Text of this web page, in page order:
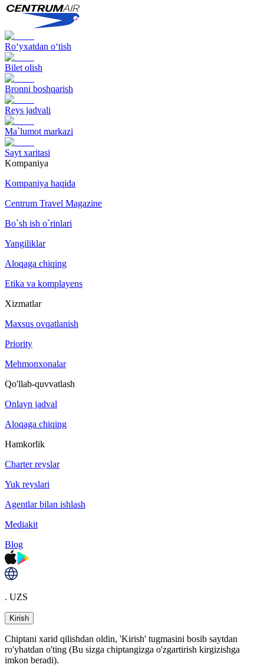
Ro‘yxatdan o‘tish
Bilet olish
Bronni boshqarish
Reys jadvali
Ma`lumot markazi
Sayt xaritasi
Kompaniya
Kompaniya haqida
Centrum Travel Magazine
Bo`sh ish o`rinlari
Yangiliklar
Aloqaga chiqing
Etika va komplayens
Xizmatlar
Maxsus ovqatlanish
Priority
Mehmonxonalar
Qo'llab-quvvatlash
Onlayn jadval
Aloqaga chiqing
Hamkorlik
Charter reyslar
Yuk reyslari
Agentlar bilan ishlash
Mediakit
Blog
. UZS
Kirish
Chiptani xarid qilishdan oldin, 'Kirish' tugmasini bosib saytdan
ro'yhatdan o'ting (Bu sizga chiptangizga o'zgartirish kirgizishga
imkon beradi).